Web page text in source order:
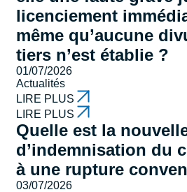
licenciement
même qu’aucune
tiers n’est établie ?
01/07/2026
Actualités
LIRE PLUS
LIRE PLUS
Quelle est la
d’indemnisation du
à une rupture
03/07/2026